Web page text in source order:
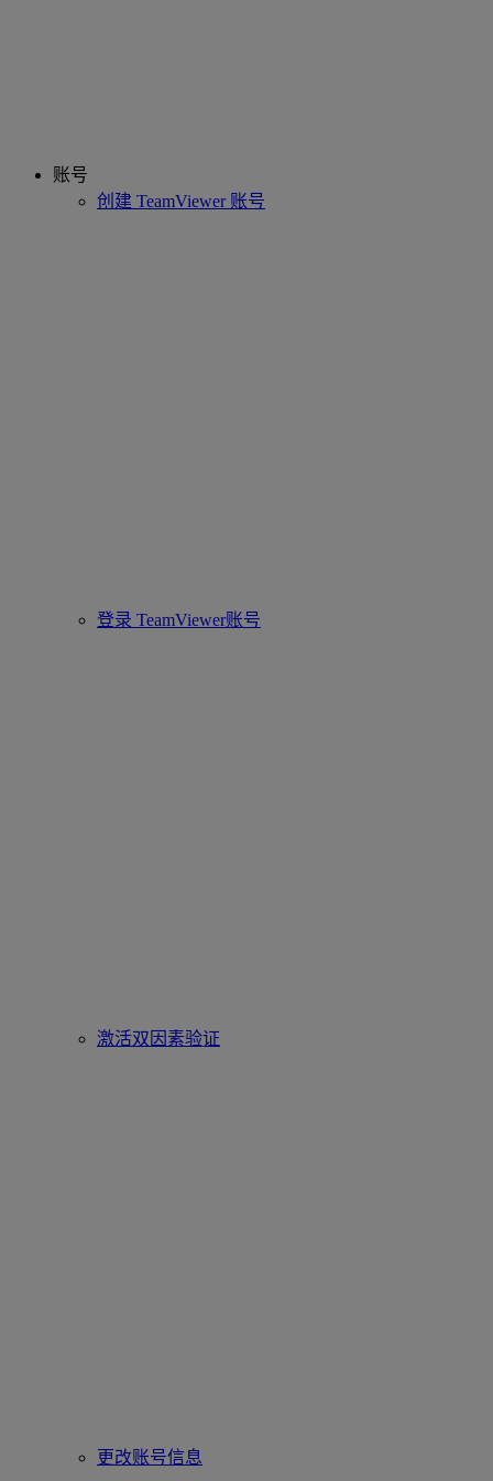
账号
创建 TeamViewer 账号
登录 TeamViewer账号
激活双因素验证
更改账号信息